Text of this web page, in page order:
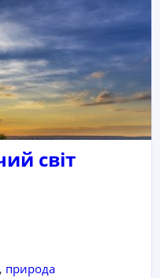
світ
, природа